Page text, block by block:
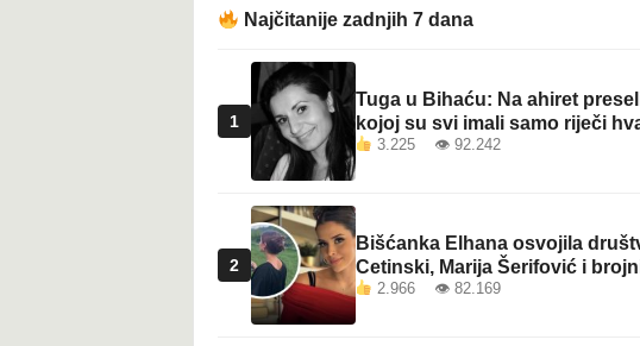
Najčitanije zadnjih 7 dana
1
Tuga u Bihaću: Na ahiret
kojoj su svi imali samo riječi
3.225 👁 92.242
2
Bišćanka Elhana osvojila
Cetinski, Marija Šerifović i
2.966 👁 82.169